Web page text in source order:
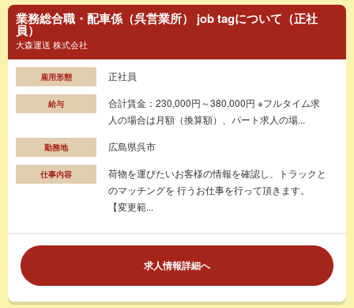
業務総合職・配車係（呉営業所） job tagについて（正社
員）
大森運送 株式会社
雇用形態 正社員
給与
合計賃金：230,000円～380,000円 ※フルタイム求
人の場合は月額（換算額）、パート求人の場...
勤務地 広島県呉市
仕事内容
荷物を運びたいお客様の情報を確認し、トラックと
のマッチングを 行うお仕事を行って頂きます。
【変更範...
求人情報詳細へ